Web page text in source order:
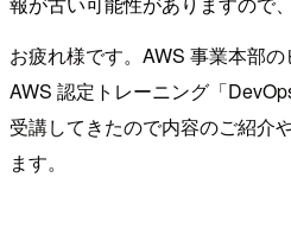
お疲れ様です。AWS 事業本部の
AWS 認定トレーニング「
受講してきたので内容のご紹介
ます。